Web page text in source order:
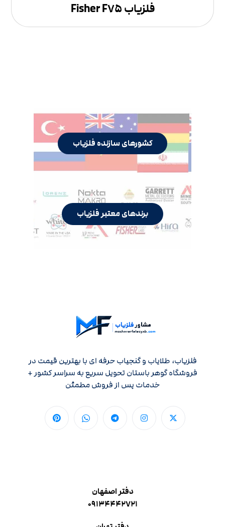
فلزیاب Fisher F۷۵
کشورهای سازنده فلزیاب
برندهای معتبر فلزیاب
فلزیاب، طلایاب و گنجیاب حرفه ای با بهترین قیمت در
فروشگاه گوهر باستان تحویل سریع به سراسر کشور +
خدمات پس از فروش مطمئن
دفتر اصفهان
۰۹۱۳۴۴۴۲۷۲۱